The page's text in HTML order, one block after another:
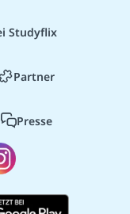
Studyflix
Partner
Presse